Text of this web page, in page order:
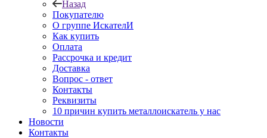
Назад
Покупателю
О группе ИскателИ
Как купить
Оплата
Рассрочка и кредит
Доставка
Вопрос - ответ
Контакты
Реквизиты
10 причин купить металлоискатель у нас
Новости
Контакты